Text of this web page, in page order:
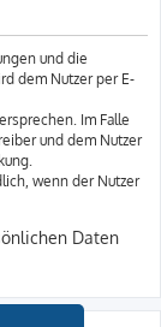
und die
dem Nutzer per E-
Im Falle
und dem Nutzer
wenn der Nutzer
Daten